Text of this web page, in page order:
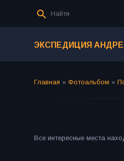
ЭКСПЕДИЦИЯ
Главная » Фотоальбом »
Все интересные места